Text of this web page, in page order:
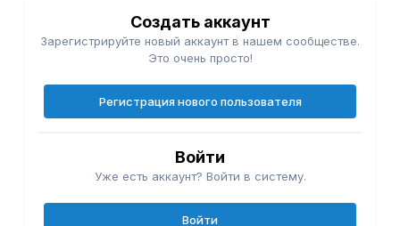
Создать аккаунт
Зарегистрируйте новый аккаунт в нашем сообществе.
Это очень просто!
Регистрация нового пользователя
Войти
Уже есть аккаунт? Войти в систему.
Войти